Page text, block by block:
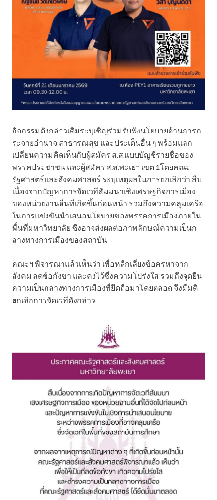
กิจกรรมดังกล่าวเดิมระบุเชิญร่วมรับฟังนโยบายด้านการก
ระจายอำนาจ สาธารณสุข และประเด็นอื่น ๆ พร้อมแลก
เปลี่ยนความคิดเห็นกับผู้สมัคร ส.ส.แบบบัญชีรายชื่อของ
พรรคประชาชน และผู้สมัคร ส.ส.พะเยา เขต 1โดยคณะ
รัฐศาสตร์และสังคมศาสตร์ ระบุเหตุผลในการยกเลิกว่า สืบ
เนื่องจากปัญหาการจัดเวทีสัมมนาเชิงเศรษฐกิจการเมือง
ของหน่วยงานอื่นที่เกิดขึ้นก่อนหน้า รวมถึงความคลุมเครือ
ในการแข่งขันนำเสนอนโยบายของพรรคการเมืองภายใน
พื้นที่มหาวิทยาลัย ซึ่งอาจส่งผลต่อภาพลักษณ์ความเป็นก
ลางทางการเมืองของสถาบัน
คณะฯ พิจารณาแล้วเห็นว่า เพื่อหลีกเลี่ยงข้อครหาจาก
สังคม ลดข้อกังขา และคงไว้ซึ่งความโปร่งใส รวมถึงจุดยืน
ความเป็นกลางทางการเมืองที่ยึดถือมาโดยตลอด จึงมีมติ
ยกเลิกการจัดเวทีดังกล่าว